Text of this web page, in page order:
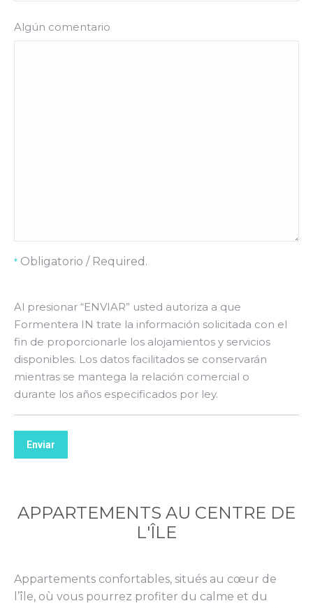
Algún comentario
* Obligatorio / Required.
Al presionar “ENVIAR” usted autoriza a que
Formentera IN trate la información solicitada con el
fin de proporcionarle los alojamientos y servicios
disponibles. Los datos facilitados se conservarán
mientras se mantega la relación comercial o
durante los años especificados por ley.
Enviar
APPARTEMENTS AU CENTRE DE
L'ÎLE
Appartements confortables, situés au cœur de
l’île, où vous pourrez profiter du calme et du